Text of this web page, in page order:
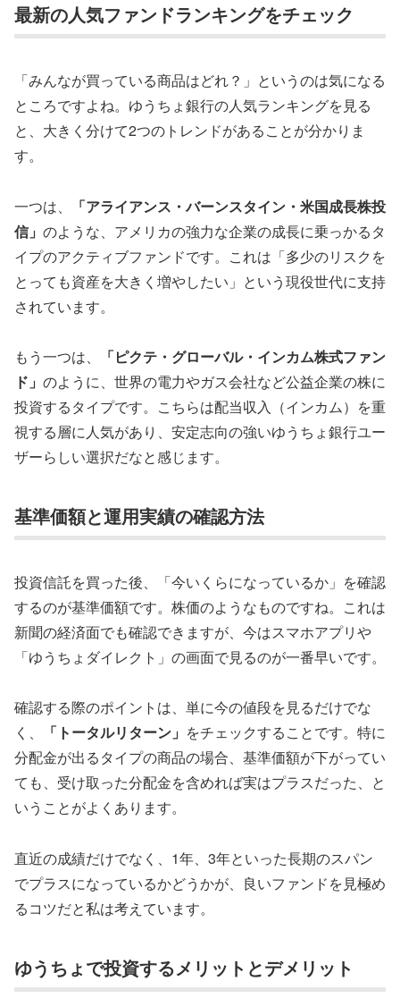
最新の人気ファンドランキングをチェック
「みんなが買っている商品はどれ？」というのは気になる
ところですよね。ゆうちょ銀行の人気ランキングを見る
と、大きく分けて2つのトレンドがあることが分かりま
す。
一つは、
「アライアンス・バーンスタイン・米国成長株投
信」 のような、アメリカの強力な企業の成長に乗っかるタ
イプのアクティブファンドです。これは「多少のリスクを
とっても資産を大きく増やしたい」という現役世代に支持
されています。
もう一つは、
「ピクテ・グローバル・インカム株式ファン
ド」 のように、世界の電力やガス会社など公益企業の株に
投資するタイプです。こちらは配当収入（インカム）を重
視する層に人気があり、安定志向の強いゆうちょ銀行ユー
ザーらしい選択だなと感じます。
基準価額と運用実績の確認方法
投資信託を買った後、「今いくらになっているか」を確認
するのが基準価額です。株価のようなものですね。これは
新聞の経済面でも確認できますが、今はスマホアプリや
「ゆうちょダイレクト」の画面で見るのが一番早いです。
確認する際のポイントは、単に今の値段を見るだけでな
く、
「トータルリターン」 をチェックすることです。特に
分配金が出るタイプの商品の場合、基準価額が下がってい
ても、受け取った分配金を含めれば実はプラスだった、と
いうことがよくあります。
直近の成績だけでなく、1年、3年といった長期のスパン
でプラスになっているかどうかが、良いファンドを見極め
るコツだと私は考えています。
ゆうちょで投資するメリットとデメリット